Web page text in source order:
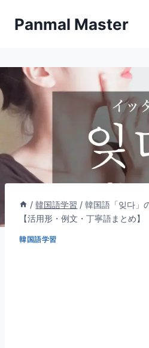
ッ
プ
Panmal Master
/ 韓国語学習 / 韓国語「잊다」
【活用形・例文・丁寧語まとめ】
韓国語学習